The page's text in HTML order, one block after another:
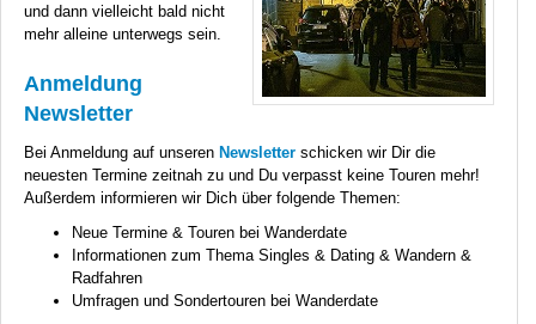
und dann vielleicht bald nicht
mehr alleine unterwegs sein.
Anmeldung
Newsletter
Bei Anmeldung auf unseren Newsletter schicken wir Dir die
neuesten Termine zeitnah zu und Du verpasst keine Touren mehr!
Außerdem informieren wir Dich über folgende Themen:
Neue Termine & Touren bei Wanderdate
Informationen zum Thema Singles & Dating & Wandern &
Radfahren
Umfragen und Sondertouren bei Wanderdate